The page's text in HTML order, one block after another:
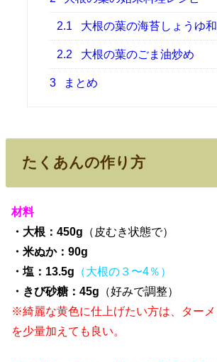
2.1 大根の葉の海苔しょうゆ和
2.2 大根の葉のごま油炒め
3 まとめ
たくあんの作り方
材料
・大根：450g （皮むき状態で）
・米ぬか：90g
・塩：13.5g （大根の３〜4％）
・きび砂糖：45g （好みで調整）
※綺麗な黄色に仕上げたい方は、ター
を少量加えても良い。